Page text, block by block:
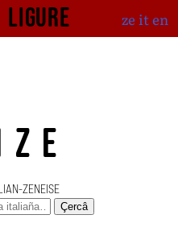
ligure ze iten
ZENEISE
Çercâ